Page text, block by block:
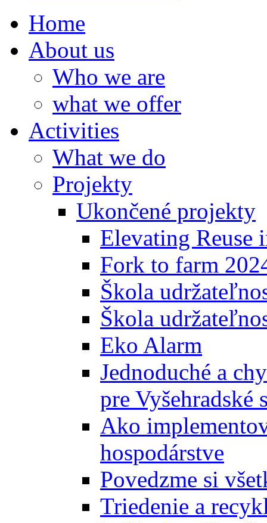
Home
About us
Who we are
what we offer
Activities
What we do
Projekty
Ukončené projekty
Elevating Reuse
Fork to farm
Škola
Škola
Eko Alarm
Jednoduché a
pre Vyšehradské
Ako
hospodárstve
Povedzme si
Triedenie a